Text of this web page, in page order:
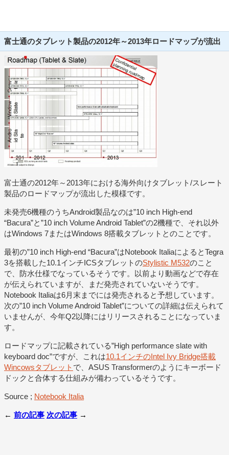
富士通のタブレット製品の2012年～2013年ロードマップが流出
富士通の2012年～2013年における海外向けタブレット/スレート
製品のロードマップが流出した模様です。
未発売6機種のうちAndroid製品なのは”10 inch High-end
“Bacura”と”10 inch Volume Android Tablet”の2機種で、それ以外
はWindows 7またはWindows 8搭載タブレットとのことです。
最初の”10 inch High-end “Bacura”はNotebook ItaliaによるとTegra
3を搭載した10.1インチICSタブレットのStylistic M532のこと
で、防水仕様でなっているそうです。以前より動画などで存在
が伝えられていますが、まだ発売されていないそうです。
Notebook Italiaは6月末までには発売されると予想しています。
次の”10 inch Volume Android Tablet”についての詳細は伝えられて
いませんが、今年Q2以降にはリリースされることになっていま
す。
ロードマップに記載されている”High performance slate with
keyboard doc”ですが、これは10.1インチのIntel Ivy Bridge搭載
Wincowsタブレット で、ASUS Transformerのようにキーボード
ドックと合体する仕組みが備わっているそうです。
Source ; Notebook Italia
← 前の記事 次の記事 →